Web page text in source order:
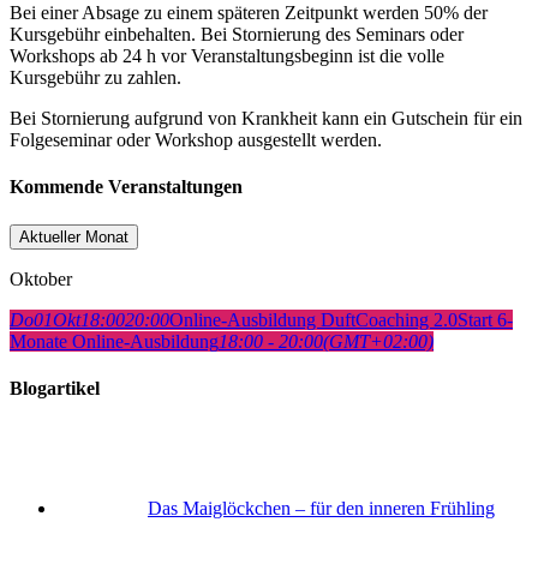
Bei einer Absage zu einem späteren Zeitpunkt werden 50% der
Kursgebühr einbehalten. Bei Stornierung des Seminars oder
Workshops ab 24 h vor Veranstaltungsbeginn ist die volle
Kursgebühr zu zahlen.
Bei Stornierung aufgrund von Krankheit kann ein Gutschein für ein
Folgeseminar oder Workshop ausgestellt werden.
Kommende Veranstaltungen
Aktueller Monat
Oktober
Do01Okt18:0020:00Online-Ausbildung DuftCoaching 2.0Start 6-
Monate Online-Ausbildung18:00 - 20:00(GMT+02:00)
Blogartikel
Das Maiglöckchen – für den inneren Frühling